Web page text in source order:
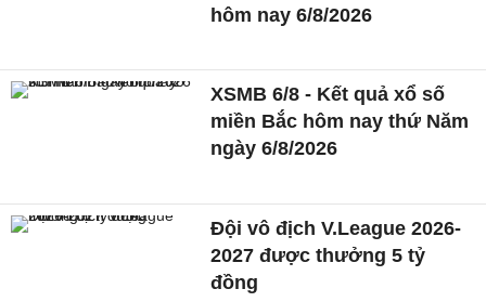
hôm nay 6/8/2026
XSMB 6/8 - Kết quả xổ số
miền Bắc hôm nay thứ Năm
ngày 6/8/2026
Đội vô địch V.League 2026-
2027 được thưởng 5 tỷ
đồng